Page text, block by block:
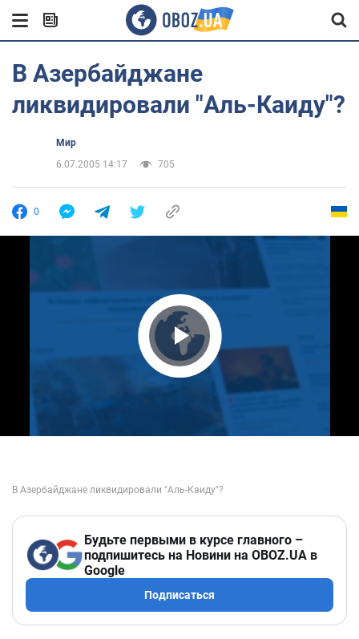
В Азербайджане
ликвидировали "Аль-Каиду"?
Мир
6.07.2005 14:17
705
0
Play Video
Будьте первыми в курсе главного –
подпишитесь на Новини на OBOZ.UA в
Google
Подписаться